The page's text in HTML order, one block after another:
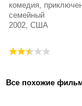
комедия,
семейный
2002, США
Все похожие